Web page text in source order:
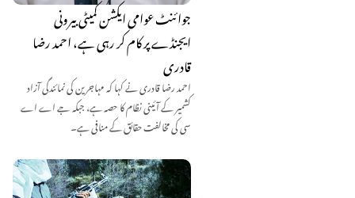
جوائنٹ عوامی ایکشن کمیٹی بیرونی
ایجنڈے پر کام کر رہی ہے، احمد رضا
قادری
احمد رضا قادری نے کہا کہ مہاجرین کی نمائندگی آزاد
کشمیر کے آئینی نظام کا حصہ ہے، جبکہ جے اے اے
سی کی مخالفت حقائق کے منافی ہے۔